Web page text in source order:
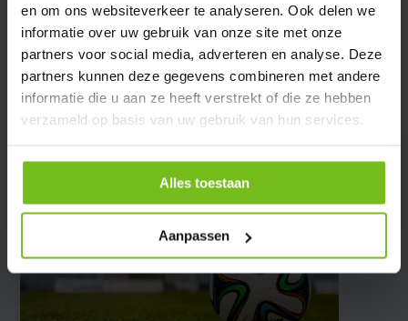
en om ons websiteverkeer te analyseren. Ook delen we
informatie over uw gebruik van onze site met onze
partners voor social media, adverteren en analyse. Deze
partners kunnen deze gegevens combineren met andere
informatie die u aan ze heeft verstrekt of die ze hebben
verzameld op basis van uw gebruik van hun services.
Alles toestaan
Aanpassen
Évaluations
Partager